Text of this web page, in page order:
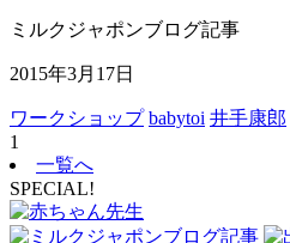
ミルクジャポンブログ記事
2015年3月17日
ワークショップ babytoi 井手康郎
1
一覧へ
SPECIAL!